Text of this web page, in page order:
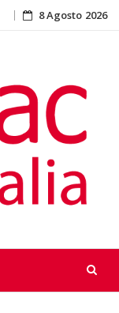
8 Agosto 2026